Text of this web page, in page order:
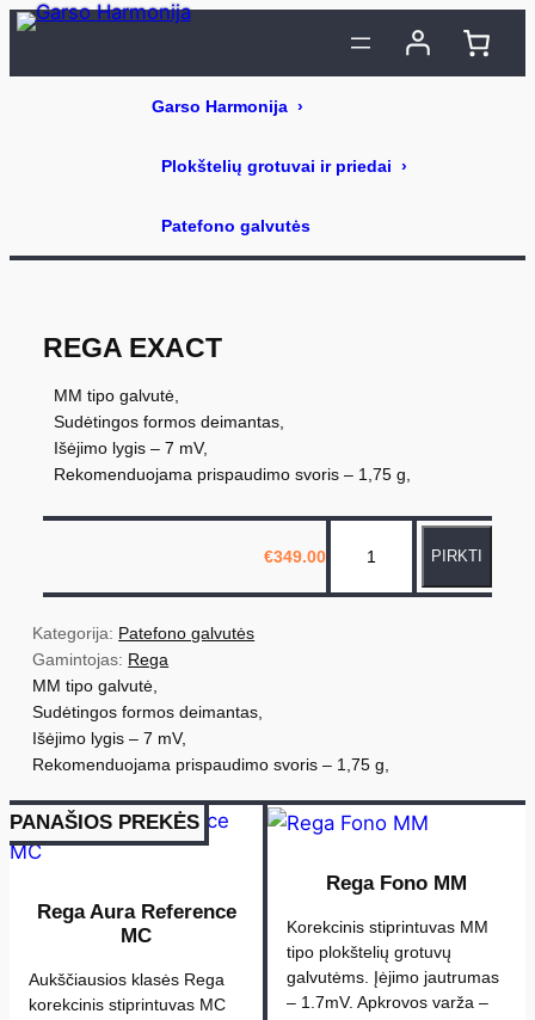
Eiti
REGA EXACT
MM tipo galvutė,
Sudėtingos formos deimantas,
Išėjimo lygis – 7 mV,
Rekomenduojama prispaudimo svoris – 1,75 g,
€349.00r
o
i
k
s
:
R
PIRKTI
Kategorija: Patefono galvutės
Gamintojas: Rega
MM tipo galvutė,
Sudėtingos formos deimantas,
Išėjimo lygis – 7 mV,
Rekomenduojama prispaudimo svoris – 1,75 g,
PANAŠIOS PREKĖS
Rega Aura Reference
MC
Aukščiausios klasės Rega
korekcinis stiprintuvas MC
Rega Fono MM
Korekcinis stiprintuvas MM
tipo plokštelių grotuvų
galvutėms. Įėjimo jautrumas
– 1.7mV. Apkrovos varža –